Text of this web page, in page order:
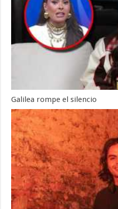
Galilea rompe el silencio